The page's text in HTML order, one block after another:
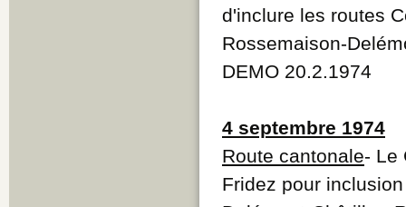
d'inclure les routes
Rossemaison-
DEMO 20.2.1974
4 septembre 1974
Route cantonale- Le
Fridez pour